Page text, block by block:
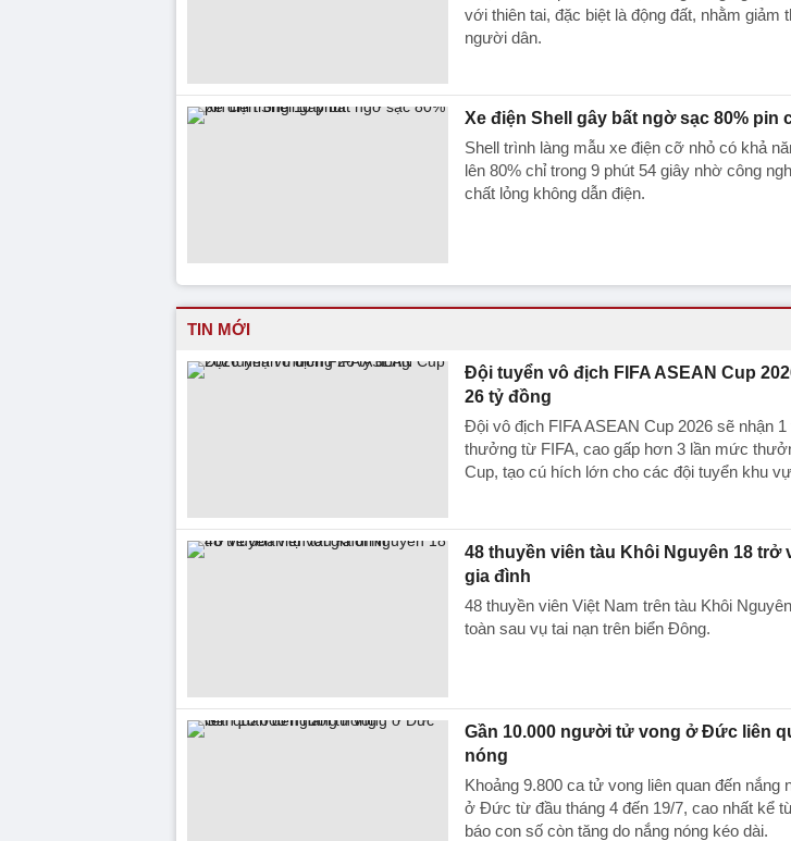
với thiên tai, đặc biệt là động đất, nhằm giảm
người dân.
Xe điện Shell gây bất ngờ sạc 80% pin
Shell trình làng mẫu xe điện cỡ nhỏ có khả
lên 80% chỉ trong 9 phút 54 giây nhờ công
chất lỏng không dẫn điện.
TIN MỚI
Đội tuyển vô địch FIFA ASEAN Cup
26 tỷ đồng
Đội vô địch FIFA ASEAN Cup 2026 sẽ nhận
thưởng từ FIFA, cao gấp hơn 3 lần mức
Cup, tạo cú hích lớn cho các đội tuyển khu
48 thuyền viên tàu Khôi Nguyên 18 trở
gia đình
48 thuyền viên Việt Nam trên tàu Khôi
toàn sau vụ tai nạn trên biển Đông.
Gần 10.000 người tử vong ở Đức liên
nóng
Khoảng 9.800 ca tử vong liên quan đến nắng
ở Đức từ đầu tháng 4 đến 19/7, cao nhất kể
báo con số còn tăng do nắng nóng kéo dài.